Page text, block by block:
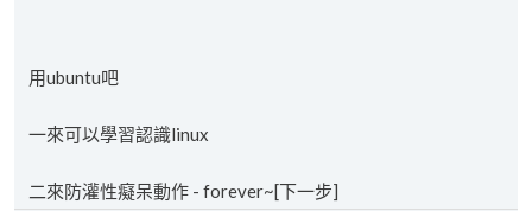
用ubuntu吧
一來可以學習認識linux
二來防灌性癡呆動作 - forever~[下一步]